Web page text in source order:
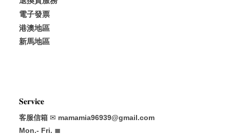
電子發票
港澳地區
新馬地區
𝐒𝐞𝐫𝐯𝐢𝐜𝐞
客服信箱 ✉ mamamia96939@gmail.com
Mon.- Fri. ≣